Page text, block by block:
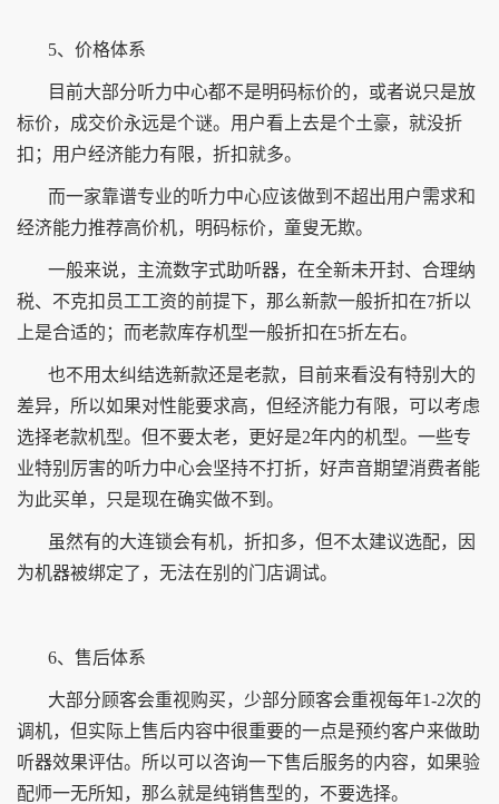
5、价格体系
目前大部分听力中心都不是明码标价的，或者说只是放
标价，成交价永远是个谜。用户看上去是个土豪，就没折
扣；用户经济能力有限，折扣就多。
而一家靠谱专业的听力中心应该做到不超出用户需求和
经济能力推荐高价机，明码标价，童叟无欺。
一般来说，主流数字式助听器，在全新未开封、合理纳
税、不克扣员工工资的前提下，那么新款一般折扣在7折以
上是合适的；而老款库存机型一般折扣在5折左右。
也不用太纠结选新款还是老款，目前来看没有特别大的
差异，所以如果对性能要求高，但经济能力有限，可以考虑
选择老款机型。但不要太老，更好是2年内的机型。一些专
业特别厉害的听力中心会坚持不打折，好声音期望消费者能
为此买单，只是现在确实做不到。
虽然有的大连锁会有机，折扣多，但不太建议选配，因
为机器被绑定了，无法在别的门店调试。
6、售后体系
大部分顾客会重视购买，少部分顾客会重视每年1-2次的
调机，但实际上售后内容中很重要的一点是预约客户来做助
听器效果评估。所以可以咨询一下售后服务的内容，如果验
配师一无所知，那么就是纯销售型的，不要选择。